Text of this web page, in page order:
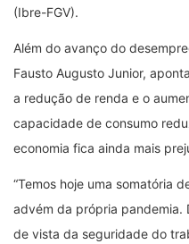
(Ibre-FGV).
Além do avanço do
Fausto Augusto Junior,
a redução de renda e o
capacidade de consumo
economia fica ainda mais
“Temos hoje uma somatória
advém da própria pandemia.
de vista da seguridade do